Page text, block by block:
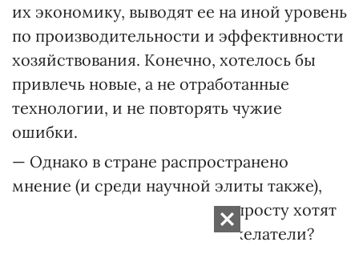
их экономику, выводят ее на иной уровень
по производительности и эффективности
хозяйствования. Конечно, хотелось бы
привлечь новые, а не отработанные
технологии, и не повторять чужие
ошибки.
— Однако в стране распространено
мнение (и среди научной элиты также),
что у нас все лучше, а нас попросту хотят
поломать какие-то недоброжелатели?